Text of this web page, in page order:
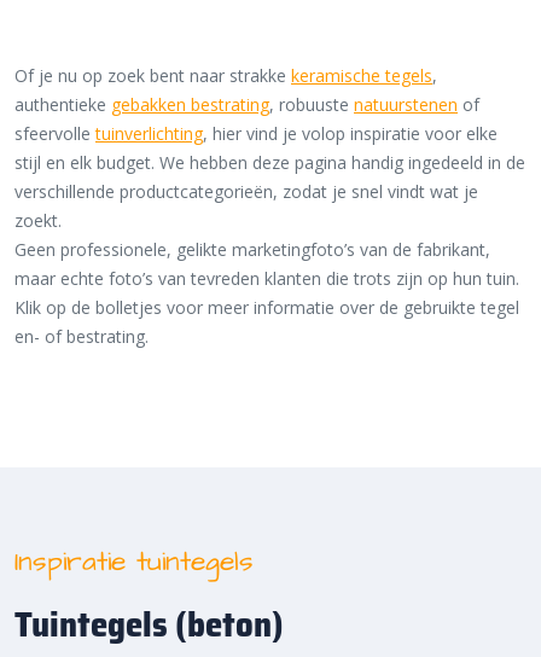
Of je nu op zoek bent naar strakke keramische tegels,
authentieke gebakken bestrating, robuuste natuurstenen of
sfeervolletuinverlichting, hier vind je volop inspiratie voor elke
stijl en elk budget. We hebben deze pagina handig ingedeeld in de
verschillende productcategorieën, zodat je snel vindt wat je
zoekt.
Geen professionele, gelikte marketingfoto’s van de fabrikant,
maar echte foto’s van tevreden klanten die trots zijn op hun tuin.
Klik op de bolletjes voor meer informatie over de gebruikte tegel
en- of bestrating.
Inspiratie tuintegels
Tuintegels (beton)